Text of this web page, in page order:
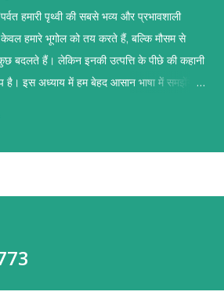
हमारी पृथ्वी की सबसे भव्य और प्रभावशाली
हमारे भूगोल को तय करते हैं, बल्कि मौसम से
बदलते हैं। लेकिन इनकी उत्पत्ति के पीछे की कहानी
है। इस अध्याय में हम बेहद आसान भाषा में समझेंगे
पर्वतों के निर्माण का मुख्य आधार टेक्टोनिक
उठ जाता है या फिर ज्वालामुखी के मैग्मा के